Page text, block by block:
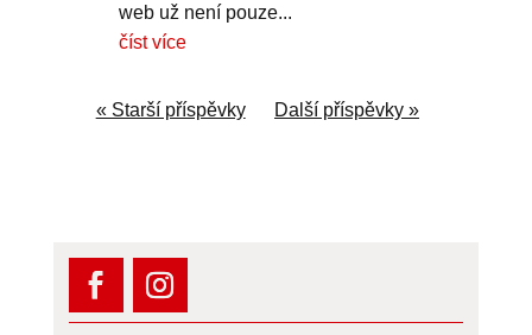
web už není pouze...
číst více
« Starší příspěvky Další příspěvky »